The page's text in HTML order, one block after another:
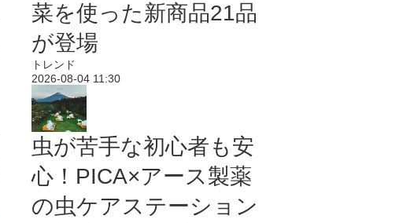
菜を使った新商品21品
が登場
トレンド
2026-08-04 11:30
虫が苦手な初心者も安
心！PICA×アース製薬
の虫ケアステーション